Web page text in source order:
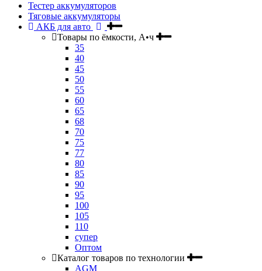
Тестер аккумуляторов
Тяговые аккумуляторы
АКБ для авто
Товары по ёмкости, А•ч
35
40
45
50
55
60
65
68
70
75
77
80
85
90
95
100
105
110
супер
Оптом
Каталог товаров по технологии
AGM